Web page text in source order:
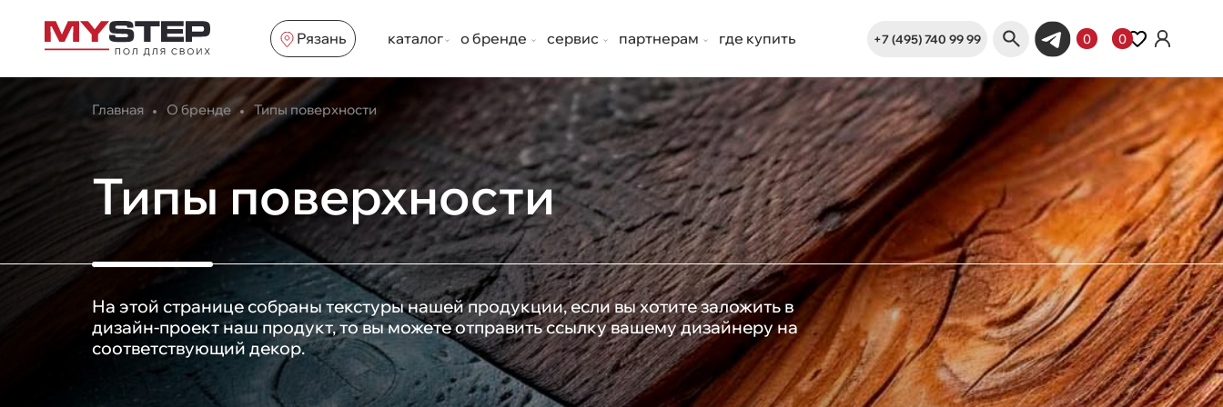
Рязань каталог о бренде сервис партнерам где купить +7 (495) 740 99 99 0 0
Главная О бренде Типы поверхности
Типы поверхности
На этой странице собраны текстуры нашей продукции, если вы хотите заложить в
дизайн-проект наш продукт, то вы можете отправить ссылку вашему дизайнеру на
соответствующий декор.